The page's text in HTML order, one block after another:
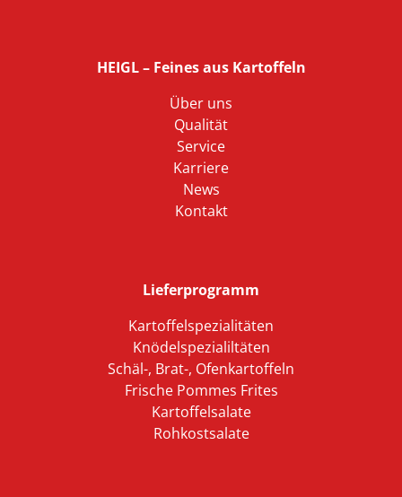
HEIGL – Feines aus Kartoffeln
Über uns
Qualität
Service
Karriere
News
Kontakt
Lieferprogramm
Kartoffelspezialitäten
Knödelspezialiltäten
Schäl-, Brat-, Ofenkartoffeln
Frische Pommes Frites
Kartoffelsalate
Rohkostsalate